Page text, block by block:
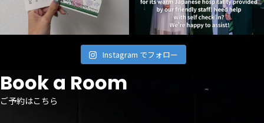
Instagram でフォロー
Book a Room
ご予約はこちら